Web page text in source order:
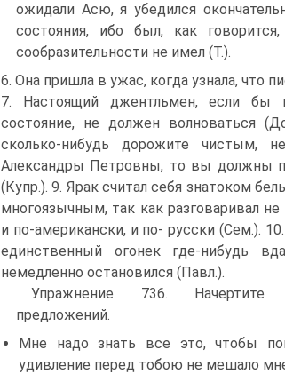
ожидали Асю, я убедился
состояния, ибо был, как
сообразительности не имел (Т.).
6. Она пришла в ужас, когда узнала, что
7. Настоящий джентльмен, если бы
состояние, не должен волноваться
сколько-нибудь дорожите чистым,
Александры Петровны, то вы должны
(Купр.). 9. Ярак считал себя знатоком
многоязычным, так как разговаривал не
и по-американски, и по- русски (Сем.).
единственный огонек где-нибудь
немедленно остановился (Павл.).
Упражнение 736.
предложений.
Мне надо знать все это, чтобы
удивление перед тобою не мешало